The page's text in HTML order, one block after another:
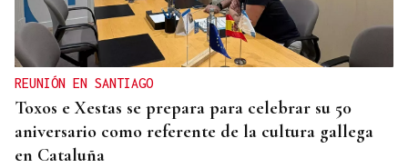
REUNIÓN EN SANTIAGO
Toxos e Xestas se prepara para celebrar su 50
aniversario como referente de la cultura gallega
en Cataluña